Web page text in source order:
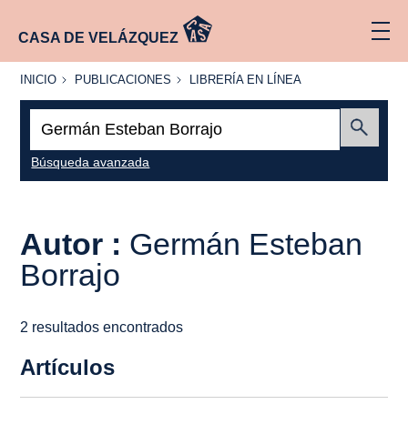
CASA DE VELÁZQUEZ
INICIO
INICIO PUBLICACIONES
PUBLICACIONES
LIBRERÍA
LÍNEA
LIBRERÍA EN LÍNEA
Búsqueda avanzada
Autor : Germán Esteban
Borrajo
2 resultados encontrados
Artículos